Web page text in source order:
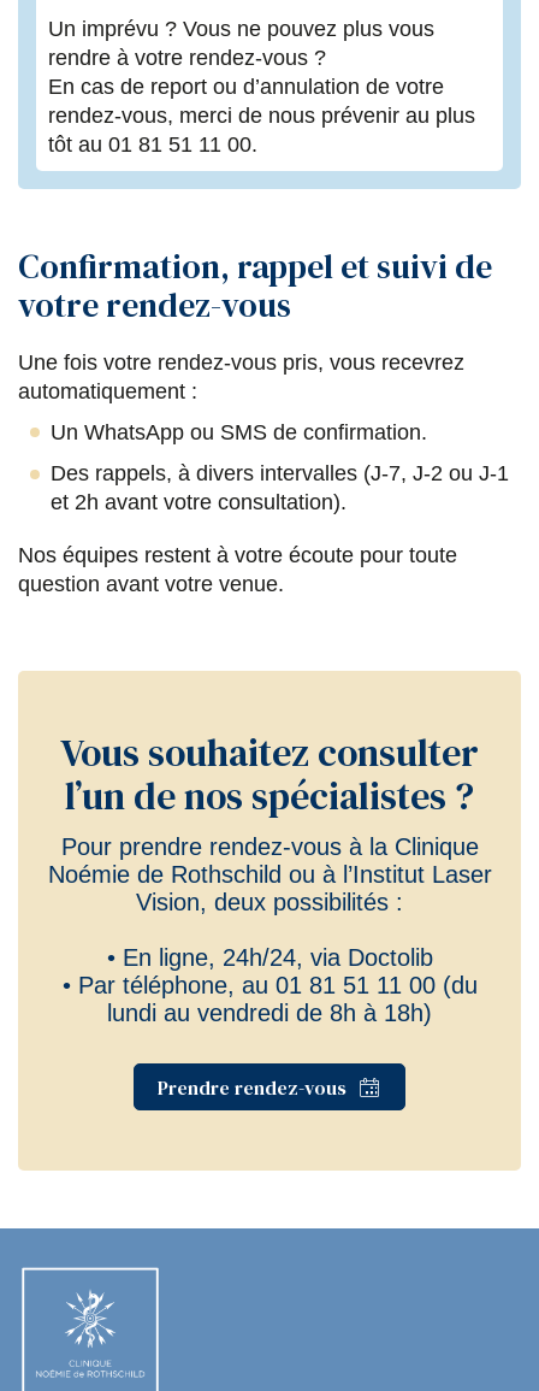
Un imprévu ? Vous ne pouvez plus vous
rendre à votre rendez-vous ?
En cas de report ou d’annulation de votre
rendez-vous, merci de nous prévenir au plus
tôt au 01 81 51 11 00.
Confirmation, rappel et suivi de
votre rendez-vous
Une fois votre rendez-vous pris, vous recevrez
automatiquement :
Un WhatsApp ou SMS de confirmation.
Des rappels, à divers intervalles (J-7, J-2 ou J-1
et 2h avant votre consultation).
Nos équipes restent à votre écoute pour toute
question avant votre venue.
Vous souhaitez consulter
l’un de nos spécialistes ?
Pour prendre rendez-vous à la Clinique
Noémie de Rothschild ou à l’Institut Laser
Vision, deux possibilités :
• En ligne, 24h/24, via Doctolib
• Par téléphone, au 01 81 51 11 00 (du
lundi au vendredi de 8h à 18h)
Prendre rendez-vous